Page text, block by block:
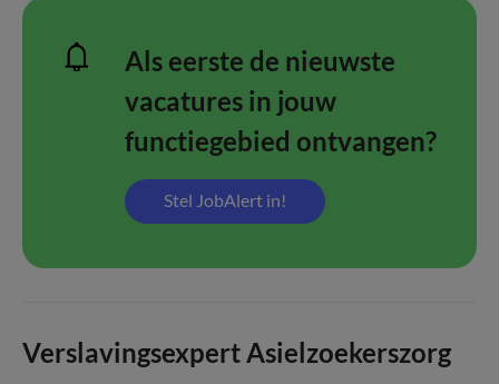
Als eerste de nieuwste
vacatures in jouw
functiegebied ontvangen?
Stel JobAlert in!
Verslavingsexpert Asielzoekerszorg